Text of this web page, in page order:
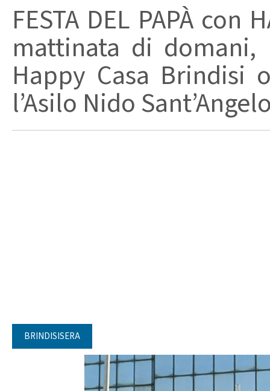
FESTA DEL PAPÀ con
mattinata di
Happy Casa Brindisi
l’Asilo Nido
BRINDISISERA